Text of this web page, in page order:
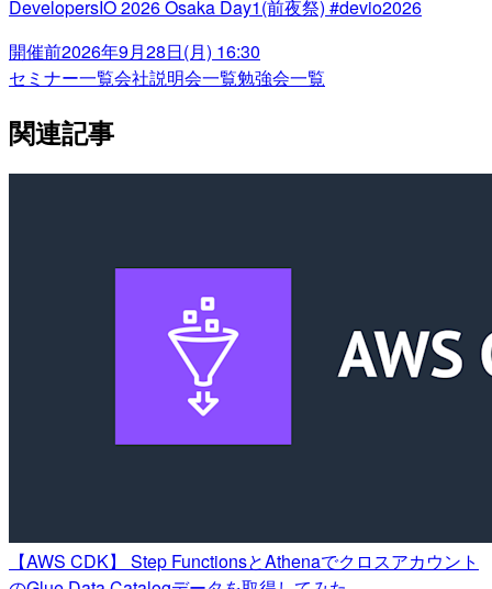
DevelopersIO 2026 Osaka Day1(前夜祭) #devio2026
開催前2026年9月28日(月) 16:30
セミナー一覧会社説明会一覧勉強会一覧
関連記事
【AWS CDK】 Step FunctionsとAthenaでクロスアカウント